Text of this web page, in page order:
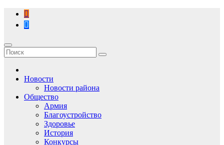
Перейти
содержимому
Новости
Новости района
Общество
Армия
Благоустройство
Здоровье
История
Конкурсы